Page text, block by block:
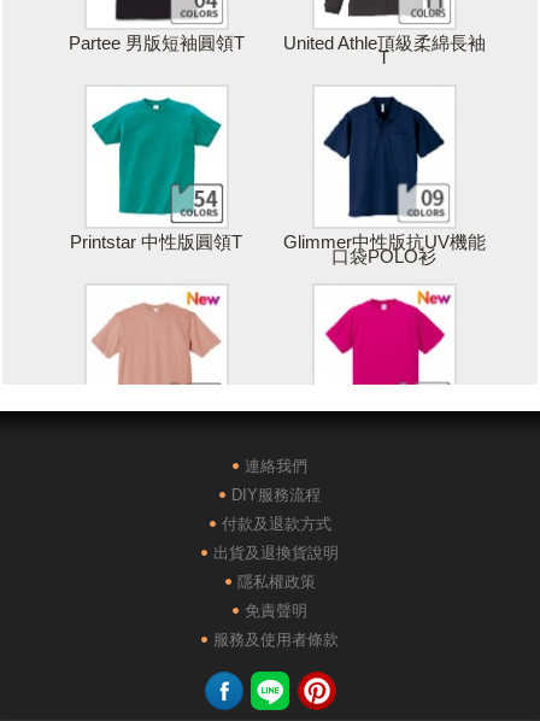
Partee 男版短袖圓領T United Athle頂級柔綿長袖
T
Printstar 中性版圓領T Glimmer中性版抗UV機能
口袋POLO衫
POLONE1純棉短袖POLO AG28000落肩重磅精梳棉
連絡我們
DIY服務流程
付款及退款方式
出貨及退換貨說明
隱私權政策
免責聲明
服務及使用者條款